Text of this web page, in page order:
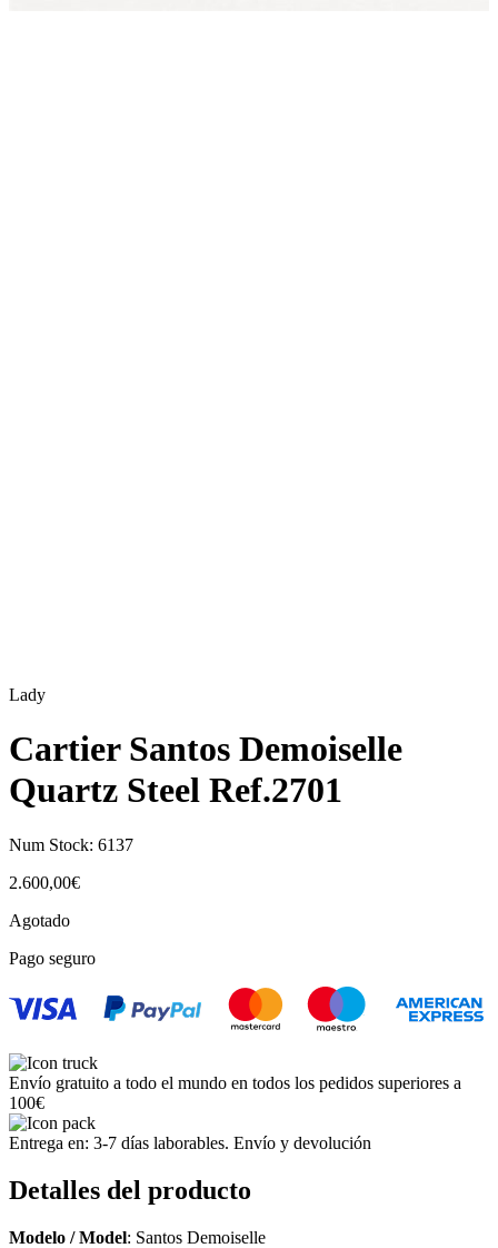
Lady
Cartier Santos Demoiselle
Quartz Steel Ref.2701
Num Stock: 6137
2.600,00€
Agotado
Pago seguro
Envío gratuito a todo el mundo en todos los pedidos superiores a
100€
Entrega en: 3-7 días laborables. Envío y devolución
Detalles del producto
Modelo / Model: Santos Demoiselle